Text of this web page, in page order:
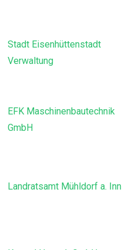
Stadt Eisenhüttenstadt
Verwaltung
EFK Maschinenbautechnik
GmbH
Landratsamt Mühldorf a. Inn